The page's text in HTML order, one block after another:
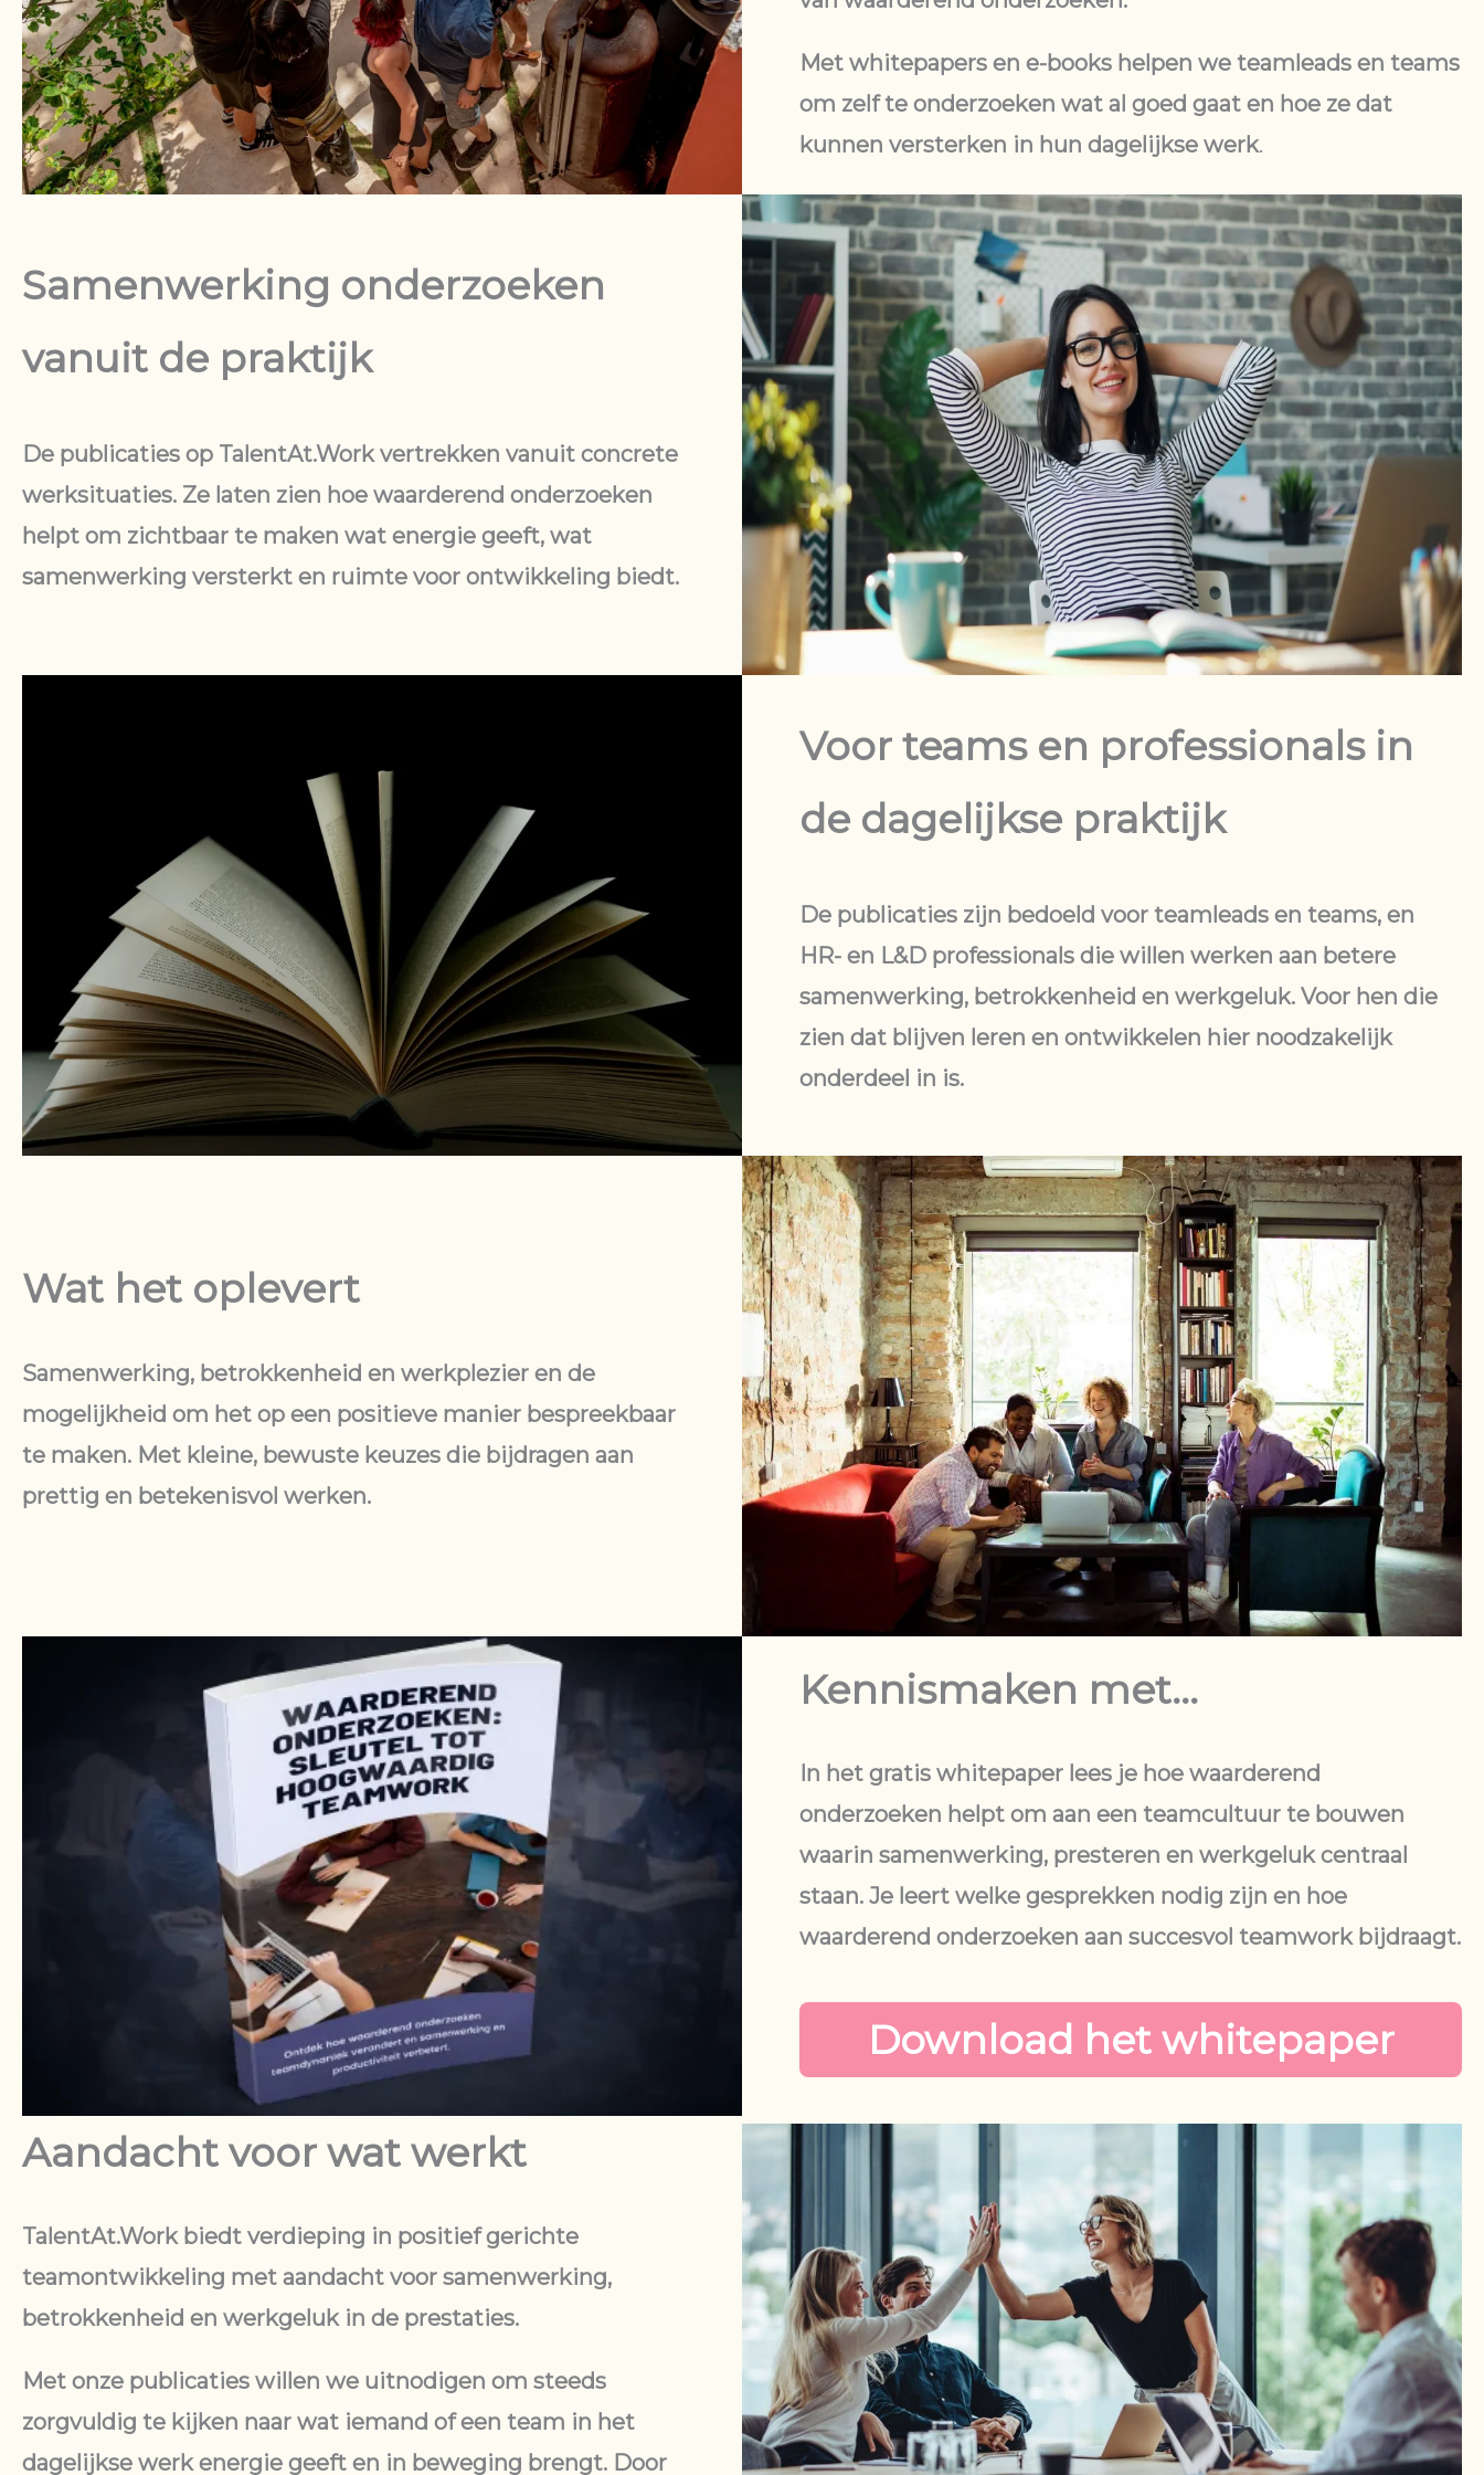
Met whitepapers en e-books helpen we teamleads en teams
om zelf te onderzoeken wat al goed gaat en hoe ze dat
kunnen versterken in hun dagelijkse werk.
Samenwerking onderzoeken
vanuit de praktijk
De publicaties op TalentAt.Work vertrekken vanuit concrete
werksituaties. Ze laten zien hoe waarderend onderzoeken
helpt om zichtbaar te maken wat energie geeft, wat
samenwerking versterkt en ruimte voor ontwikkeling biedt.
Voor teams en professionals in
de dagelijkse praktijk
De publicaties zijn bedoeld voor teamleads en teams, en
HR- en L&D professionals die willen werken aan betere
samenwerking, betrokkenheid en werkgeluk. Voor hen die
zien dat blijven leren en ontwikkelen hier noodzakelijk
onderdeel in is.
Wat het oplevert
Samenwerking, betrokkenheid en werkplezier en de
mogelijkheid om het op een positieve manier bespreekbaar
te maken. Met kleine, bewuste keuzes die bijdragen aan
prettig en betekenisvol werken.
Kennismaken met…
In het gratis whitepaper lees je hoe waarderend
onderzoeken helpt om aan een teamcultuur te bouwen
waarin samenwerking, presteren en werkgeluk centraal
staan. Je leert welke gesprekken nodig zijn en hoe
waarderend onderzoeken aan succesvol teamwork bijdraagt.
Download het whitepaper
Aandacht voor wat werkt
TalentAt.Work biedt verdieping in positief gerichte
teamontwikkeling met aandacht voor samenwerking,
betrokkenheid en werkgeluk in de prestaties.
Met onze publicaties willen we uitnodigen om steeds
zorgvuldig te kijken naar wat iemand of een team in het
dagelijkse werk energie geeft en in beweging brengt. Door